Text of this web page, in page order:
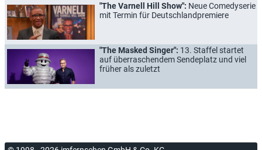
"The Varnell Hill Show": Neue Comedyserie
mit Termin für Deutschlandpremiere
"The Masked Singer": 13. Staffel startet
auf überraschendem Sendeplatz und viel
früher als zuletzt